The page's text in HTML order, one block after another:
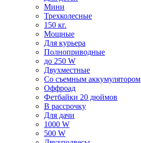
Мини
Трехколесные
150 кг.
Мощные
Для курьера
Полноприводные
до 250 W
Двухместные
Со съемным аккумулятором
Оффроад
Фетбайки 20 дюймов
В рассрочку
Для дачи
1000 W
500 W